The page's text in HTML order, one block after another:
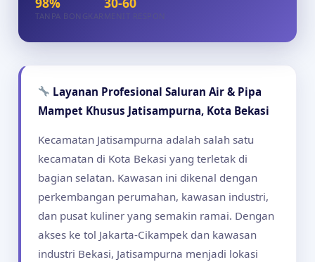
TANPA BONGKAR MENIT RESPON
Layanan Profesional Saluran Air & Pipa
Mampet Khusus Jatisampurna, Kota Bekasi
Kecamatan Jatisampurna adalah salah satu
kecamatan di Kota Bekasi yang terletak di
bagian selatan. Kawasan ini dikenal dengan
perkembangan perumahan, kawasan industri,
dan pusat kuliner yang semakin ramai. Dengan
akses ke tol Jakarta-Cikampek dan kawasan
industri Bekasi, Jatisampurna menjadi lokasi